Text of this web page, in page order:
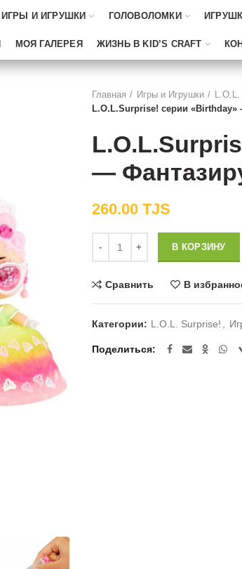
ИГРЫ И ИГРУШКИ ГОЛОВОЛОМКИ
МОЯ ГАЛЕРЕЯ ЖИЗНЬ В KID’S CRAFT
Главная Игры и Игрушки
L.O.L.Surprise! серии
—
260.00 TJS
В КОРЗИНУ
Сравнить В
Категории: L.O.L. Surprise!
Поделиться